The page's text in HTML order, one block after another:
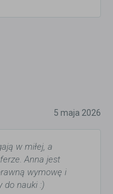
5 maja 2026
w miłej, a
Anna jest
wymowę i
do nauki :)